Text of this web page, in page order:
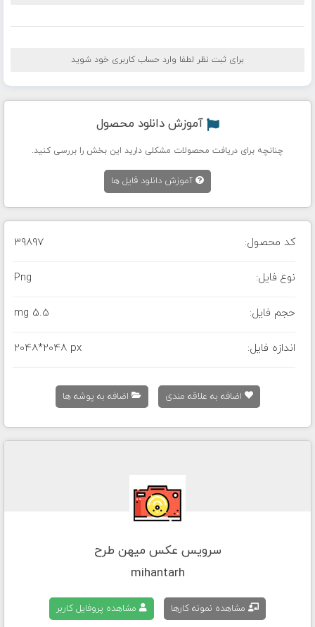
برای ثبت نظر لطفا وارد حساب کاربری خود شوید
آموزش دانلود محصول
چنانچه برای دریافت محصولات مشکلی دارید این بخش را بررسی کنید.
آموزش دانلود فایل ها
کد محصول: 39897
نوع فایل: Png
حجم فایل: 5.5 mg
اندازه فایل: 2048*2048 px
اضافه به علاقه مندی اضافه به پوشه ها
سرویس عکس میهن طرح
mihantarh
مشاهده نمونه کارها مشاهده پروفایل کاربر